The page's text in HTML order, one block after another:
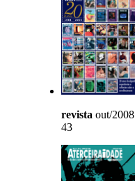
revista out/2008
43